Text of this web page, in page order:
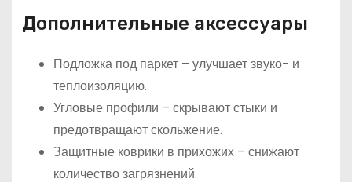
Дополнительные аксессуары
Подложка под паркет – улучшает звуко- и
теплоизоляцию.
Угловые профили – скрывают стыки и
предотвращают скольжение.
Защитные коврики в прихожих – снижают
количество загрязнений.